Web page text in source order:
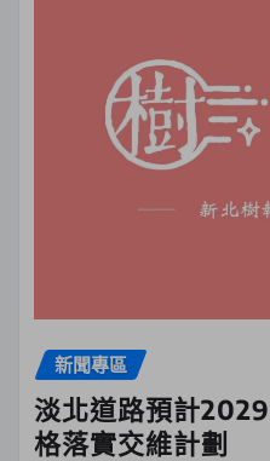
新聞專區
淡北道路預計
格落實交維計劃